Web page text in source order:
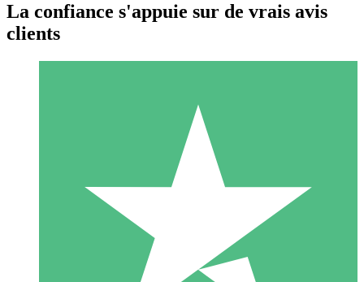
Packs de Crédits Individuels
Payez à l'utilisation avec des crédits de téléchargement. Sans
1 Téléchargement
10 00
La confiance s'appuie sur de vrais avis
clients